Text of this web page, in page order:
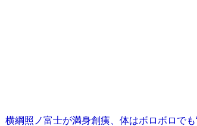
横綱照ノ富士が満身創痍、体はボロボロで